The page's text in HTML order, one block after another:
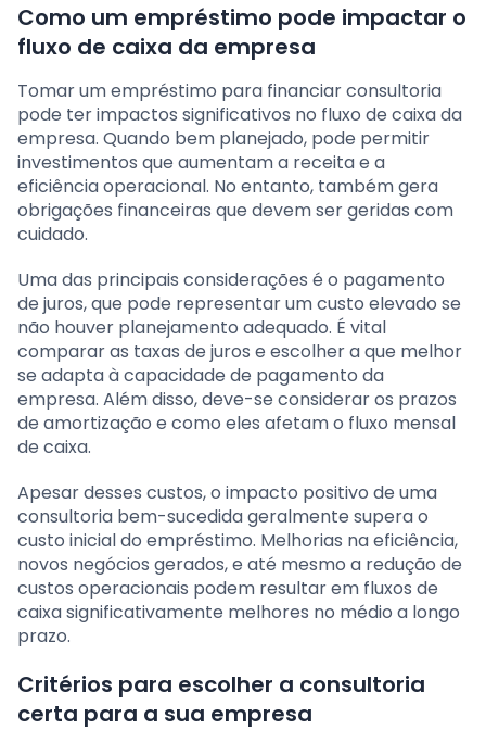
Como um empréstimo pode impactar o
fluxo de caixa da empresa
Tomar um empréstimo para financiar consultoria
pode ter impactos significativos no fluxo de caixa da
empresa. Quando bem planejado, pode permitir
investimentos que aumentam a receita e a
eficiência operacional. No entanto, também gera
obrigações financeiras que devem ser geridas com
cuidado.
Uma das principais considerações é o pagamento
de juros, que pode representar um custo elevado se
não houver planejamento adequado. É vital
comparar as taxas de juros e escolher a que melhor
se adapta à capacidade de pagamento da
empresa. Além disso, deve-se considerar os prazos
de amortização e como eles afetam o fluxo mensal
de caixa.
Apesar desses custos, o impacto positivo de uma
consultoria bem-sucedida geralmente supera o
custo inicial do empréstimo. Melhorias na eficiência,
novos negócios gerados, e até mesmo a redução de
custos operacionais podem resultar em fluxos de
caixa significativamente melhores no médio a longo
prazo.
Critérios para escolher a consultoria
certa para a sua empresa